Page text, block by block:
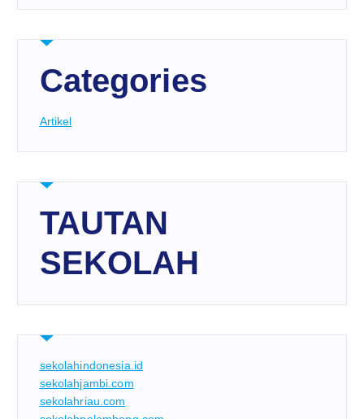
Categories
Artikel
TAUTAN
SEKOLAH
sekolahindonesia.id
sekolahjambi.com
sekolahriau.com